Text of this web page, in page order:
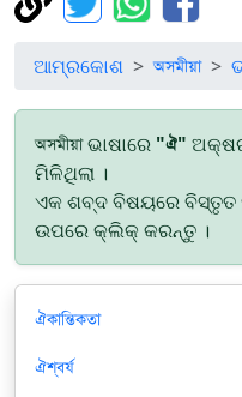
ଆମ୍ରକୋଶ অসমীয়া
অসমীয়া ଭାଷାରେ "ঐ"
ମିଳିଥିଲା ।
ଏକ ଶବ୍ଦ ବିଷୟରେ ବିସ୍ତୃତ
ଉପରେ କ୍ଲିକ୍ କରନ୍ତୁ ।
ঐকান্তিকতা
ঐশ্বর্য